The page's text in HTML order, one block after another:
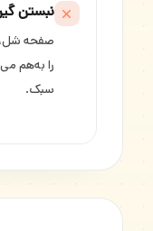
نبستن
صفحه
را به‌هم
سبک.